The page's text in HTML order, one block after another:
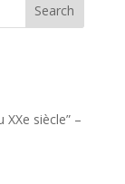
Search
siècle” –